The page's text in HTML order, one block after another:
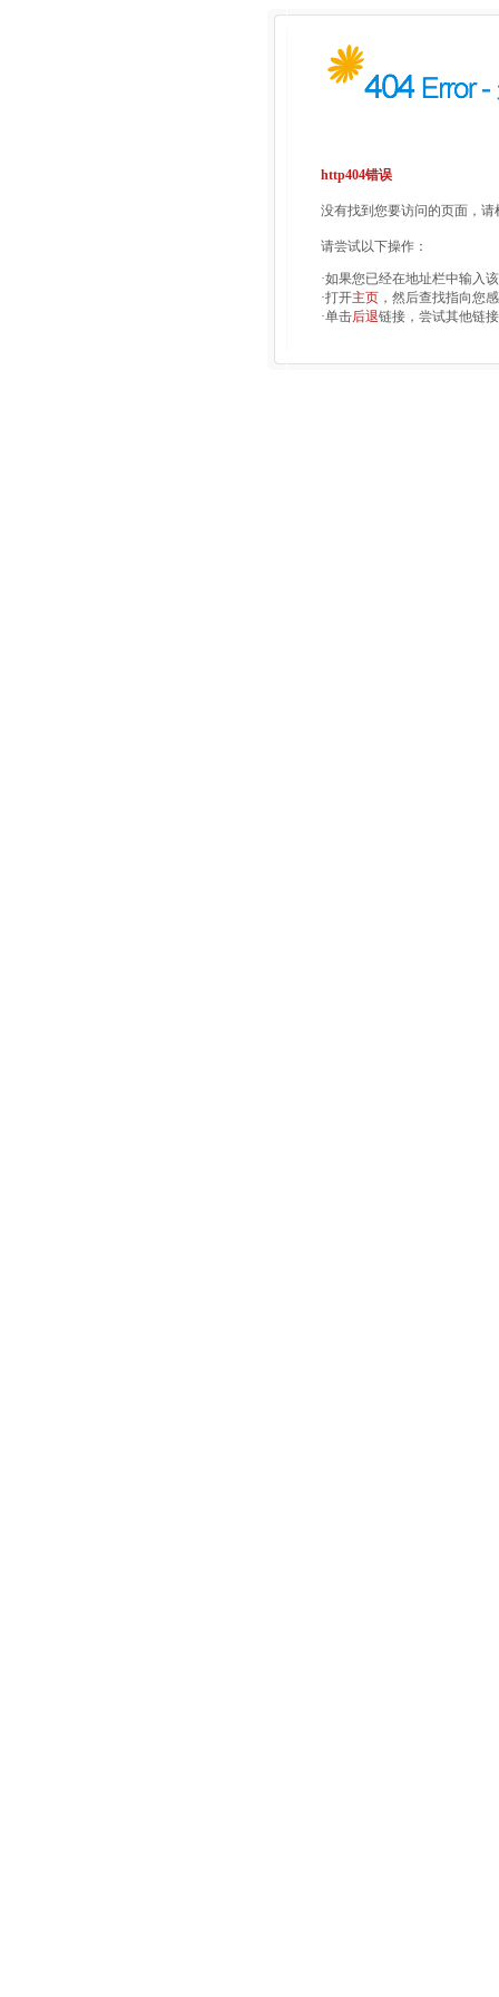
http404错误
没有找到您要访问的页面，
请尝试以下操作：
·如果您已经在地址栏中输入
·打开主页 ，然后查找指向您
·单击后退链接，尝试其他链